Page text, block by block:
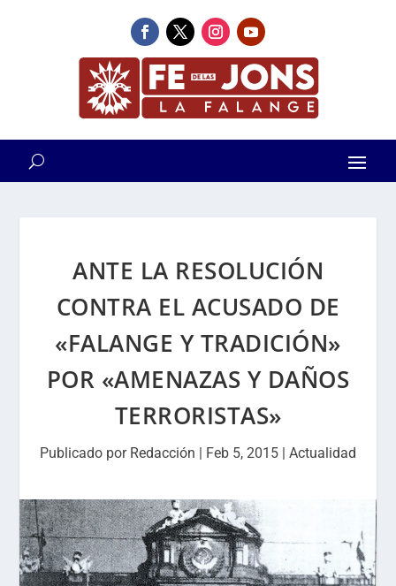
ANTE LA RESOLUCIÓN
CONTRA EL ACUSADO DE
«FALANGE Y TRADICIÓN»
POR «AMENAZAS Y DAÑOS
TERRORISTAS»
Publicado por Redacción | Feb 5, 2015 | Actualidad